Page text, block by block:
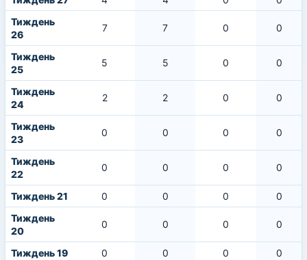
Тиждень
26
7 7 0 0
Тиждень
25
5 5 0 0
Тиждень
24
2 2 0 0
Тиждень
23
0 0 0 0
Тиждень
22
0 0 0 0
Тиждень 21 0 0 0
0
Тиждень
20
0 0 0 0
Тиждень 19 0 0 0
0